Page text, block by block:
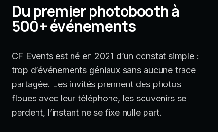
Du premier photobooth à
500+ événements
CF Events est né en 2021 d’un constat simple :
trop d’événements géniaux sans aucune trace
partagée. Les invités prennent des photos
floues avec leur téléphone, les souvenirs se
perdent, l’instant ne se fixe nulle part.